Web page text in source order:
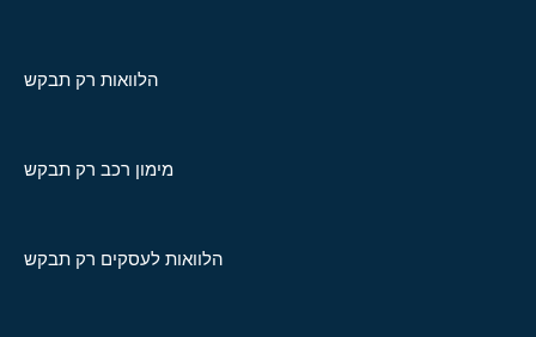
הלוואות רק תבקש
מימון רכב רק תבקש
הלוואות לעסקים רק תבקש